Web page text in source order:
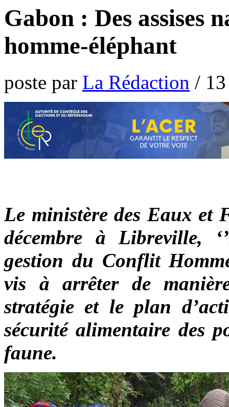
Gabon : Des assises
homme-éléphant
poste par La Rédaction /
Le ministère des Eaux et
décembre à Libreville,
gestion du Conflit
vis à arrêter de
stratégie et le plan
sécurité alimentaire des
faune.